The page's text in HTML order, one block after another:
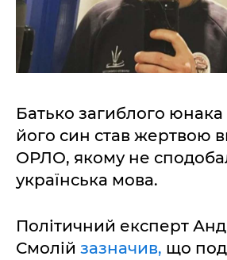
Батько загиблого
його син став жертвою
ОРЛО, якому не
українська мова.
Політичний експерт
Смолій зазначив, що